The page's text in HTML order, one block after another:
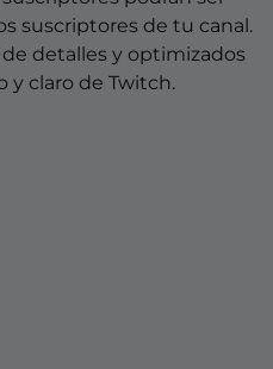
suscriptores de tu canal.
detalles y optimizados
y claro de Twitch.